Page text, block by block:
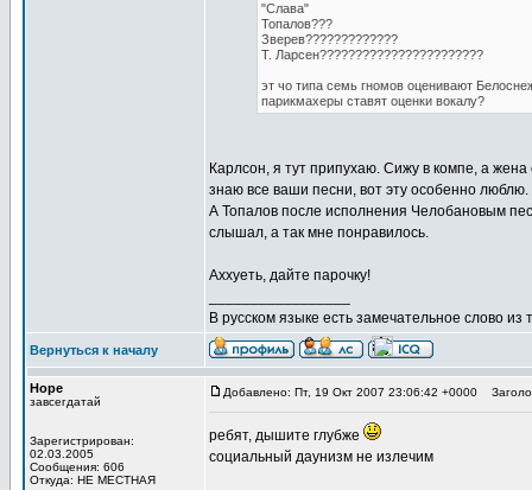
"Слава"
Топалов???
Зверев?????????????
Т. Ларсен???????????????????????
эт чо типа семь гномов оценивают
парикмахеры ставят оценки вокалу?
Карлсон, я тут припухаю. Сижу в компе, а жена
знаю все ваши песни, вот эту особенно
А Топалов после исполнения Челобановым
слышал, а так мне понравилось.
Аххуеть, дайте парочку!
В русском языке есть замечательное слово
Вернуться к началу
Hope
завсегдатай
Зарегистрирован:
02.03.2005
Сообщения: 606
Откуда: НЕ МЕСТНАЯ
Добавлено: Пт, 19 Окт 2007 23:06:42 +0000
ребят, дышите глубже
социальный даунизм не излечим